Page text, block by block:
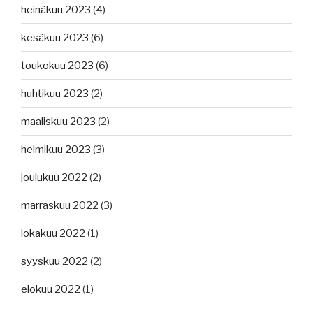
heinäkuu 2023 (4)
kesäkuu 2023 (6)
toukokuu 2023 (6)
huhtikuu 2023 (2)
maaliskuu 2023 (2)
helmikuu 2023 (3)
joulukuu 2022 (2)
marraskuu 2022 (3)
lokakuu 2022 (1)
syyskuu 2022 (2)
elokuu 2022 (1)